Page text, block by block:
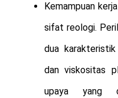
Kemampuan
sifat reologi.
dua
dan viskositas
upaya yang